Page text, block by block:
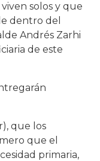
solos y que
dentro del
Andrés Zarhi
de este
que los
que el
primaria,